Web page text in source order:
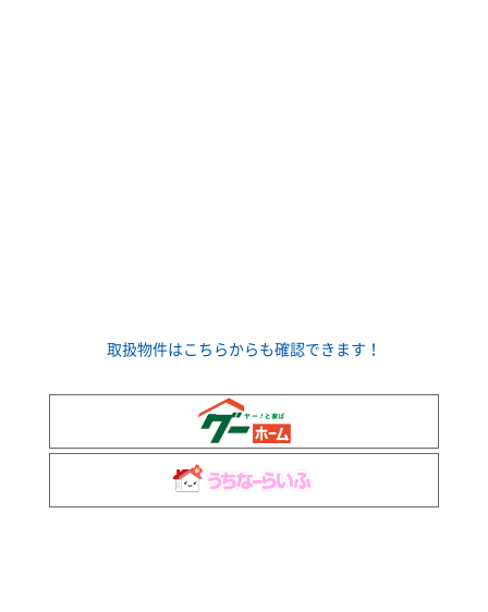
取扱物件はこちらからも確認できます！